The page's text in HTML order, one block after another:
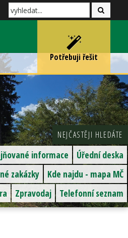
Potřebuji řešit
NEJČASTĚJI HLEDÁTE
Úřední deska
informace
Kde najdu - mapa MČ
zakázky
Telefonní seznam
Zpravodaj